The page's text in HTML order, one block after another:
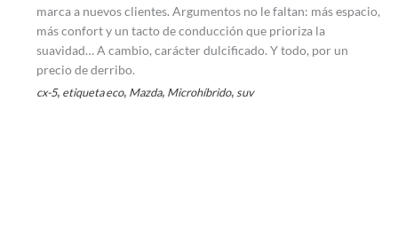
marca a nuevos clientes. Argumentos no le faltan: más espacio,
más confort y un tacto de conducción que prioriza la
suavidad… A cambio, carácter dulcificado. Y todo, por un
precio de derribo.
cx-5, etiqueta eco, Mazda, Microhíbrido, suv